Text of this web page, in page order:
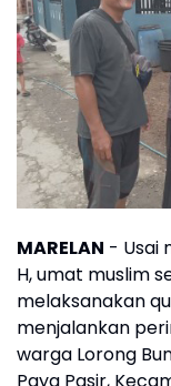
MARELAN - Usai
H, umat muslim
melaksanakan
menjalankan
warga Lorong